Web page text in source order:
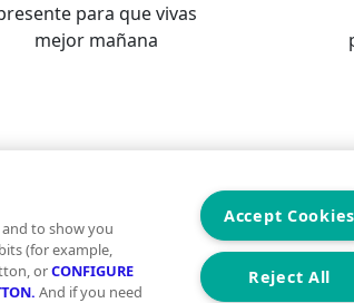
para que vivas
mejor mañana
to show you
(for example,
orCONFIGURE
And if you need
Accept Cookies
Reject All